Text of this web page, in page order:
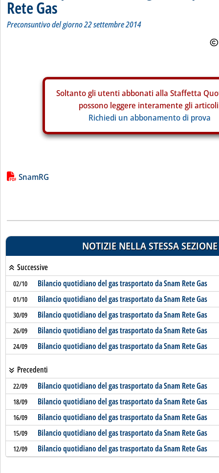
Rete Gas
Preconsuntivo del giorno 22 settembre 2014
Soltanto gli utenti abbonati alla Staffetta
possono leggere interamente gli
Richiedi un abbonamento di prova
Lista allegati PDF alla notizia
SnamRG
NOTIZIE NELLA STESSA SEZIONE
Successive
02/10 Bilancio quotidiano del gas trasportato da Snam Rete Gas
01/10 Bilancio quotidiano del gas trasportato da Snam Rete Gas
30/09 Bilancio quotidiano del gas trasportato da Snam Rete Gas
26/09 Bilancio quotidiano del gas trasportato da Snam Rete Gas
24/09 Bilancio quotidiano del gas trasportato da Snam Rete Gas
Precedenti
22/09 Bilancio quotidiano del gas trasportato da Snam Rete Gas
18/09 Bilancio quotidiano del gas trasportato da Snam Rete Gas
16/09 Bilancio quotidiano del gas trasportato da Snam Rete Gas
15/09 Bilancio quotidiano del gas trasportato da Snam Rete Gas
12/09 Bilancio quotidiano del gas trasportato da Snam Rete Gas